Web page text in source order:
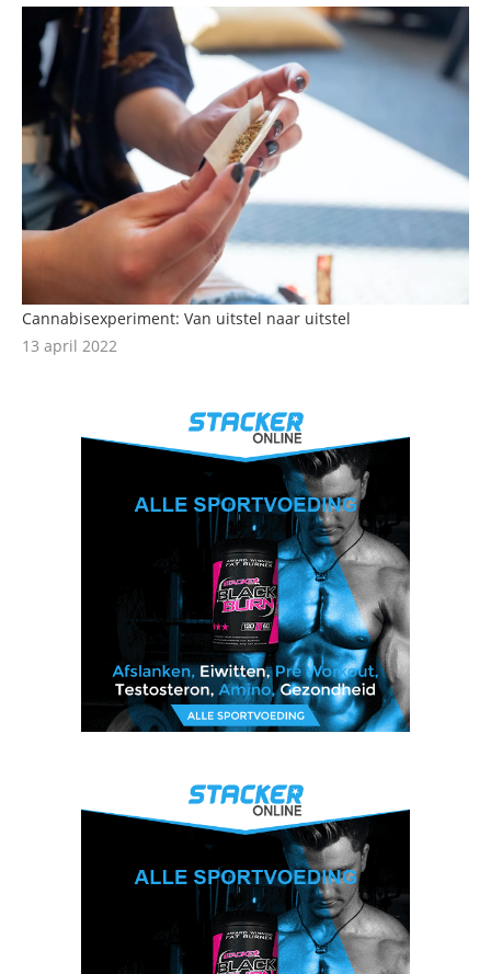
Cannabisexperiment: Van uitstel naar uitstel
13 april 2022